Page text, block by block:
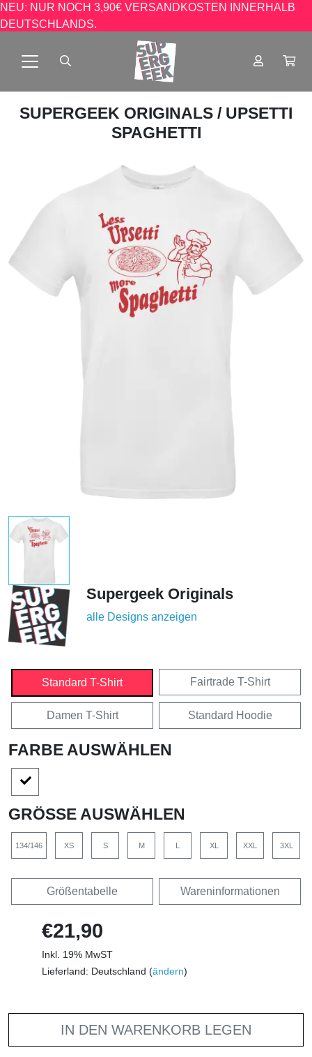
NEU: NUR NOCH 3,90€ VERSANDKOSTEN INNERHALB
DEUTSCHLANDS.
SUPERGEEK ORIGINALS / UPSETTI
SPAGHETTI
Supergeek Originals
alle Designs anzeigen
Standard T-Shirt Fairtrade T-Shirt
Damen T-Shirt Standard Hoodie
FARBE AUSWÄHLEN
GRÖSSE AUSWÄHLEN
134/146 XS S M L XL XXL 3XL
Größentabelle Wareninformationen
€21,90
Inkl. 19% MwST
Lieferland: Deutschland (ändern)
IN DEN WARENKORB LEGEN